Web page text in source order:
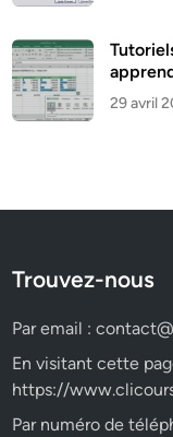
29 avril
Trouvez-nous
Par email :
En visitant cette
https://
Par numéro de